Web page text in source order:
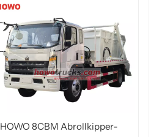
HOWO 8CBM Abrollkipper-